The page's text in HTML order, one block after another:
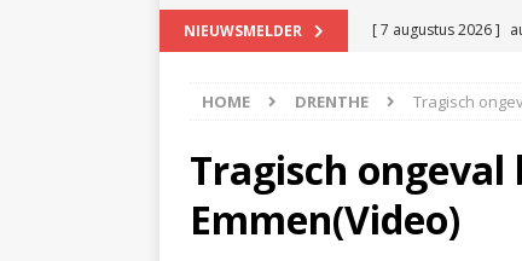
NIEUWSMELDER [ 7 augustus 2026 ]
[ 6 augustus 2026 ]
[ 6 augustus 2026 ]
[ 7 augustus 2026 ]
HOME DRENTHE Tragisch
Tragisch
Emmen(Video)